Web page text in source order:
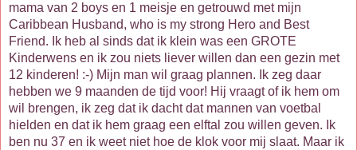
mama van 2 boys en 1 meisje en getrouwd met mijn
Caribbean Husband, who is my strong Hero and Best
Friend. Ik heb al sinds dat ik klein was een GROTE
Kinderwens en ik zou niets liever willen dan een gezin met
12 kinderen! :-) Mijn man wil graag plannen. Ik zeg daar
hebben we 9 maanden de tijd voor! Hij vraagt of ik hem om
wil brengen, ik zeg dat ik dacht dat mannen van voetbal
hielden en dat ik hem graag een elftal zou willen geven. Ik
ben nu 37 en ik weet niet hoe de klok voor mij slaat. Maar ik